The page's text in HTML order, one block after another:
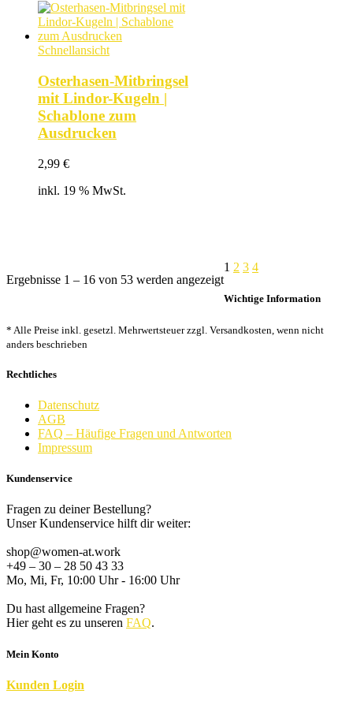
Schnellansicht
Osterhasen-Mitbringsel
mit Lindor-Kugeln |
Schablone zum
Ausdrucken
2,99 €
inkl. 19 % MwSt.
Ergebnisse 1 – 16 von 53 werden angezeigtNach
Beliebtheit
sortiert
1 2 3 4
Wichtige Information
* Alle Preise inkl. gesetzl. Mehrwertsteuer zzgl. Versandkosten, wenn nicht
anders beschrieben
Rechtliches
Datenschutz
AGB
FAQ – Häufige Fragen und Antworten
Impressum
Kundenservice
Fragen zu deiner Bestellung?
Unser Kundenservice hilft dir weiter:
shop@women-at.work
+49 – 30 – 28 50 43 33
Mo, Mi, Fr, 10:00 Uhr - 16:00 Uhr
Du hast allgemeine Fragen?
Hier geht es zu unseren FAQ.
Mein Konto
Kunden Login